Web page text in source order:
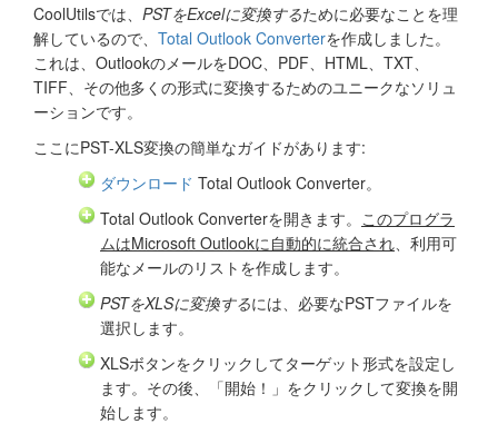
CoolUtilsでは、 PSTをExcelに変換するために必要なことを理
解しているので、 Total Outlook Converterを作成しました。
これは、OutlookのメールをDOC、PDF、HTML、TXT、
TIFF、その他多くの形式に変換するためのユニークなソリュ
ーションです。
ここにPST-XLS変換の簡単なガイドがあります:
ダウンロード Total Outlook Converter。
Total Outlook Converterを開きます。 このプログラ
ムはMicrosoft Outlookに自動的に統合され 、利用可
能なメールのリストを作成します。
PSTをXLSに変換するには、必要なPSTファイルを
選択します。
XLSボタンをクリックしてターゲット形式を設定し
ます。その後、「開始！」をクリックして変換を開
始します。